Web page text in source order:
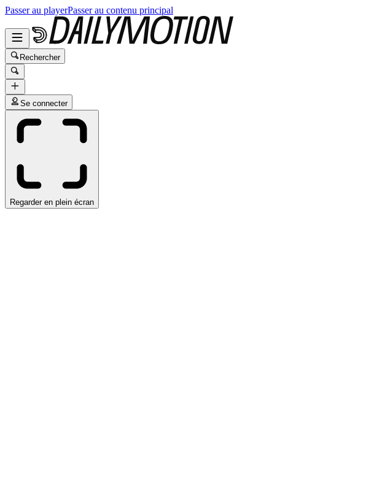
Passer au playerPasser au contenu principal
Rechercher
Se connecter
Regarder en plein écran